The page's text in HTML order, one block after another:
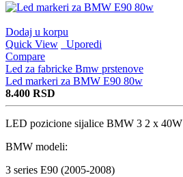
Dodaj u korpu
Quick View
Uporedi
Compare
Led za fabricke Bmw prstenove
Led markeri za BMW E90 80w
8.400 RSD
LED pozicione sijalice BMW 3 2 x 40W
BMW modeli:
3 series E90 (2005-2008)